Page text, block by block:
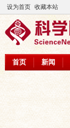
设为首页 收藏本站
首页 新闻